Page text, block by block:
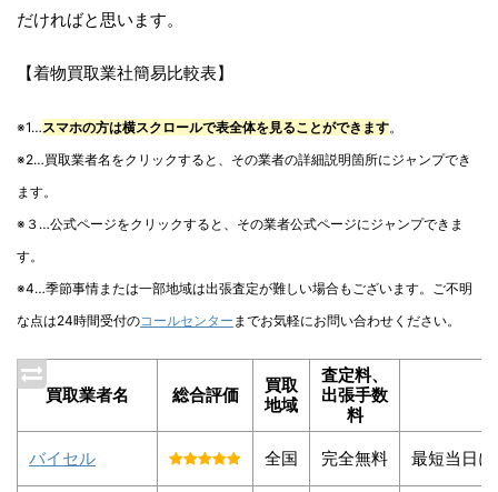
だければと思います。
【着物買取業社簡易比較表】
※1… スマホの方は横スクロールで表全体を見ることができます。
※2…買取業者名をクリックすると、その業者の詳細説明箇所にジャンプでき
ます。
※３…公式ページをクリックすると、その業者公式ページにジャンプできま
す。
※4…季節事情または一部地域は出張査定が難しい場合もございます。ご不明
な点は24時間受付のコールセンター までお気軽にお問い合わせください。
買取業者名 総合評価
買取
地域
査定料、
出張手数
料
バイセル 全国 完全無料 最短当日